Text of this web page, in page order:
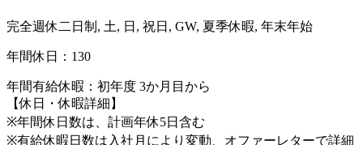
完全週休二日制, 土, 日, 祝日, GW, 夏季休暇, 年末年始
年間休日：130
年間有給休暇：初年度 3か月目から
【休日・休暇詳細】
※年間休日数は、計画年休5日含む
※有給休暇日数は入社月により変動、オファーレターで詳細